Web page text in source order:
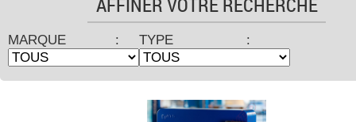
MARQUE : TYPE :